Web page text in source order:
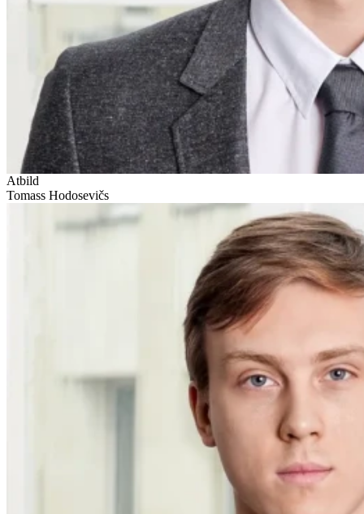
Atbild
Tomass Hodosevičs